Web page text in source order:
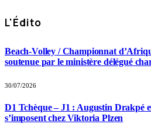
L'Édito
Beach-Volley / Championnat
soutenue par le ministère délégué
30/07/2026
D1 Tchèque – J1 : Augustin Drakpé
s’imposent chez Viktoria Plzen